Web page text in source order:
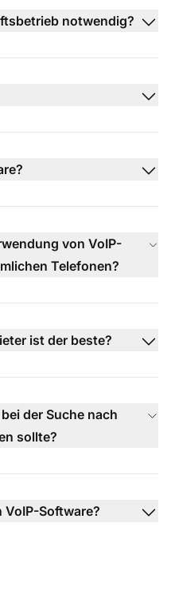
notwendig?
von VoIP-
Telefonen?
ist der beste?
der Suche nach
sollte?
Software?